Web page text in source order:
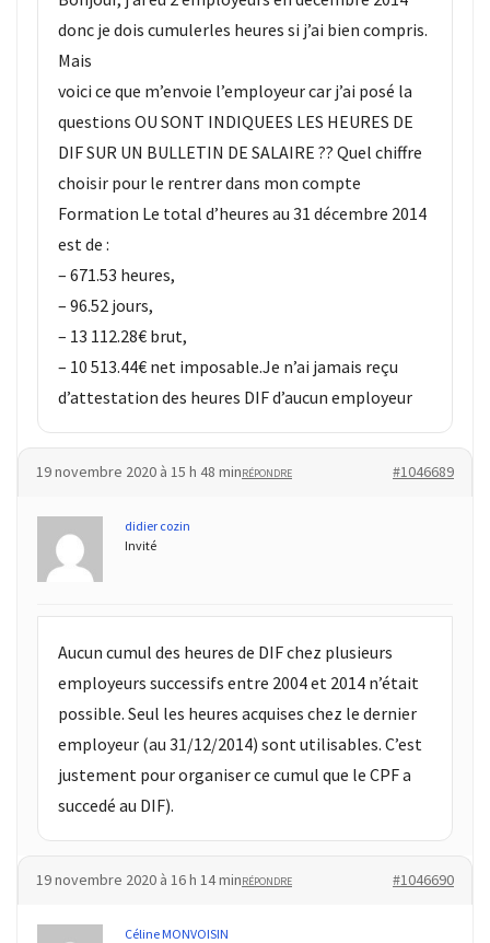
donc je dois cumulerles heures si j’ai bien compris.
Mais
voici ce que m’envoie l’employeur car j’ai posé la
questions OU SONT INDIQUEES LES HEURES DE
DIF SUR UN BULLETIN DE SALAIRE ?? Quel chiffre
choisir pour le rentrer dans mon compte
Formation Le total d’heures au 31 décembre 2014
est de :
– 671.53 heures,
– 96.52 jours,
– 13 112.28€ brut,
– 10 513.44€ net imposable.Je n’ai jamais reçu
d’attestation des heures DIF d’aucun employeur
19 novembre 2020 à 15 h 48 min #1046689
RÉPONDRE
didier cozin
Invité
Aucun cumul des heures de DIF chez plusieurs
employeurs successifs entre 2004 et 2014 n’était
possible. Seul les heures acquises chez le dernier
employeur (au 31/12/2014) sont utilisables. C’est
justement pour organiser ce cumul que le CPF a
succedé au DIF).
19 novembre 2020 à 16 h 14 min #1046690
RÉPONDRE
Céline MONVOISIN